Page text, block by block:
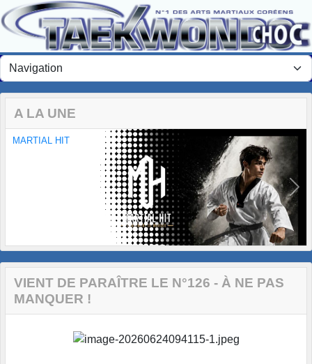
A LA UNE
MARTIAL HIT
Next
VIENT DE PARAÎTRE LE N°126 - À NE PAS
MANQUER !
Panneau de gestion des cookies